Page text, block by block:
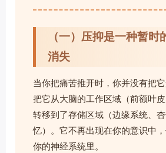
（一）压抑是一种暂时
消失
当你把痛苦推开时，你并没有把
把它从大脑的工作区域（前额叶皮
转移到了存储区域（边缘系统、
忆）。它不再出现在你的意识中
你的神经系统里。